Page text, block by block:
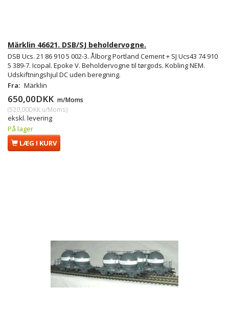
Märklin 46621. DSB/SJ beholdervogne.
DSB Ucs. 21 86 910 5 002-3. Ålborg Portland Cement + SJ Ucs43 74 910
5 389-7. Icopal. Epoke V. Beholdervogne til tørgods. Kobling NEM.
Udskiftningshjul DC uden beregning.
Fra: Märklin
650,00DKK m/Moms
(520,00DKK u/Moms)
ekskl. levering
På lager
LÆG I KURV